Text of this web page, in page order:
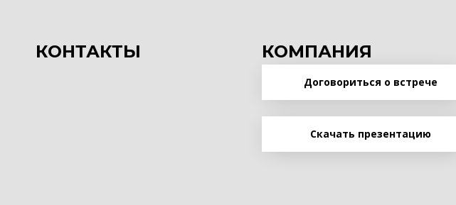
КОНТАКТЫ КОМПАНИЯ
Договориться о встрече
Скачать презентацию